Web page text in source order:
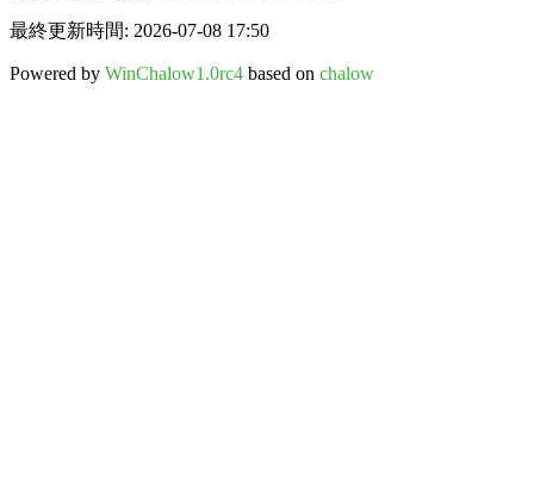
最終更新時間: 2026-07-08 17:50
Powered by WinChalow1.0rc4 based on chalow